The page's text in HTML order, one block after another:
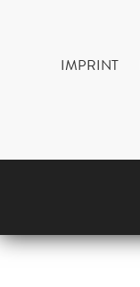
IMPRINT